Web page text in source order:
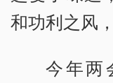
和功利之风
今年两